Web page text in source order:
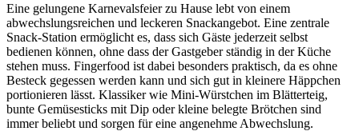
Eine gelungene Karnevalsfeier zu Hause lebt von einem
abwechslungsreichen und leckeren Snackangebot. Eine zentrale
Snack-Station ermöglicht es, dass sich Gäste jederzeit selbst
bedienen können, ohne dass der Gastgeber ständig in der Küche
stehen muss. Fingerfood ist dabei besonders praktisch, da es ohne
Besteck gegessen werden kann und sich gut in kleinere Häppchen
portionieren lässt. Klassiker wie Mini-Würstchen im Blätterteig,
bunte Gemüsesticks mit Dip oder kleine belegte Brötchen sind
immer beliebt und sorgen für eine angenehme Abwechslung.